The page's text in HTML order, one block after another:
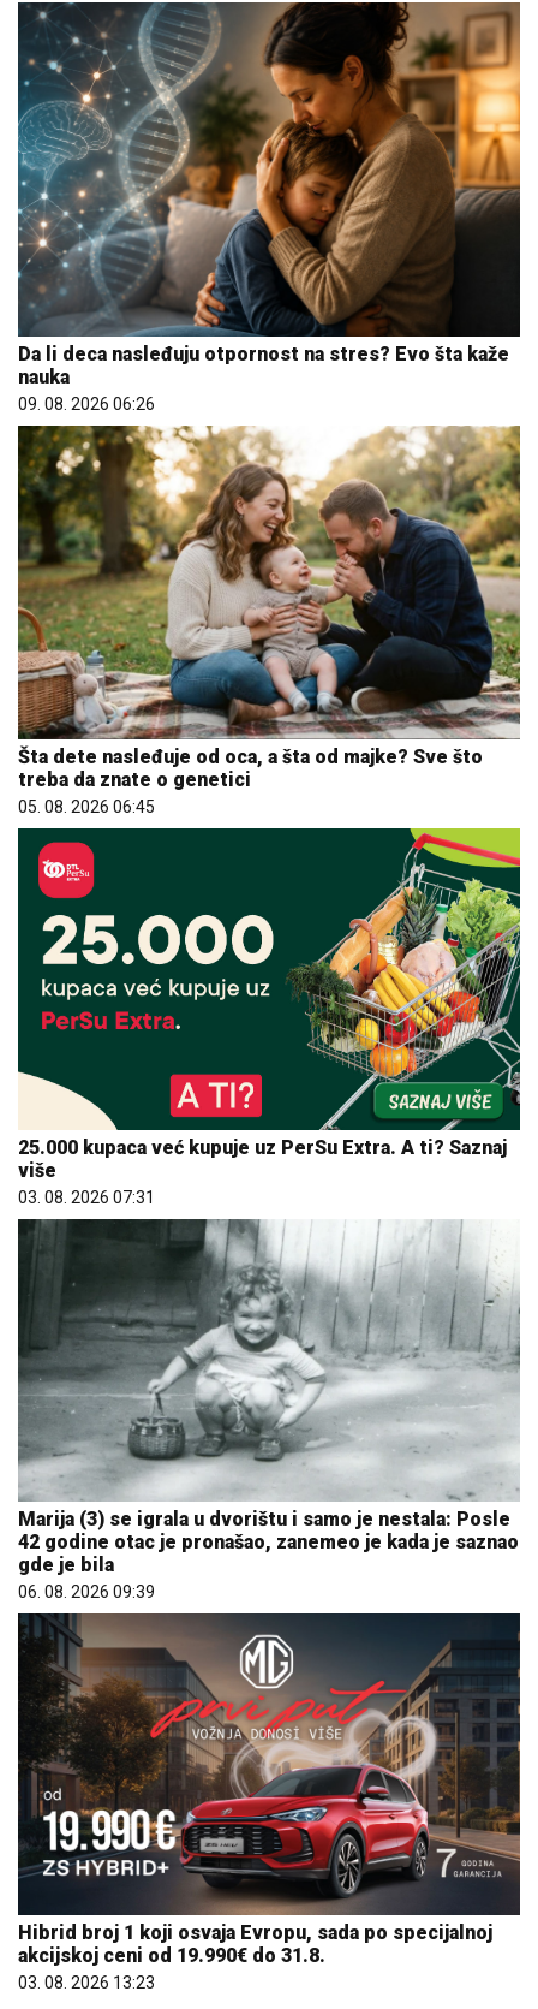
Da li deca nasleđuju otpornost na stres? Evo šta kaže
nauka
09. 08. 2026 06:26
Šta dete nasleđuje od oca, a šta od majke? Sve što
treba da znate o genetici
05. 08. 2026 06:45
25.000 kupaca već kupuje uz PerSu Extra. A ti? Saznaj
više
03. 08. 2026 07:31
Marija (3) se igrala u dvorištu i samo je nestala: Posle
42 godine otac je pronašao, zanemeo je kada je saznao
gde je bila
06. 08. 2026 09:39
Hibrid broj 1 koji osvaja Evropu, sada po specijalnoj
akcijskoj ceni od 19.990€ do 31.8.
03. 08. 2026 13:23